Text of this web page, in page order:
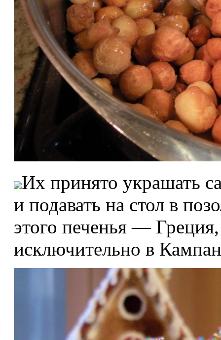
Их принято украшать
и подавать на стол в
этого печенья —
исключительно в